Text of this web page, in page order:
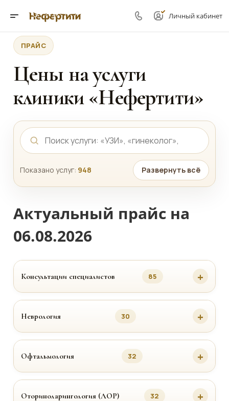
Личный кабинет
ПРАЙС
Цены на услуги
клиники «Нефертити»
Показано услуг: 948 Развернуть всё
Актуальный прайс на
06.08.2026
Консультации специалистов 85
Неврология 30
Офтальмология 32
Оториноларингология (ЛОР) 32